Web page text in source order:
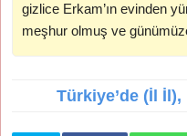
gizlice Erkam’ın evinden
meşhur olmuş ve
Türkiye’de (İl